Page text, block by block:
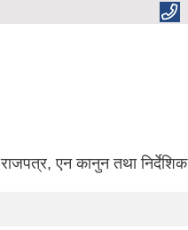
राजपत्र, एन कानुन तथा निर्देशिक